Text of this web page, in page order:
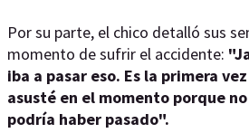
Por su parte, el chico detalló sus
momento de sufrir el accidente:
iba a pasar eso. Es la primera
asusté en el momento porque
podría haber pasado".